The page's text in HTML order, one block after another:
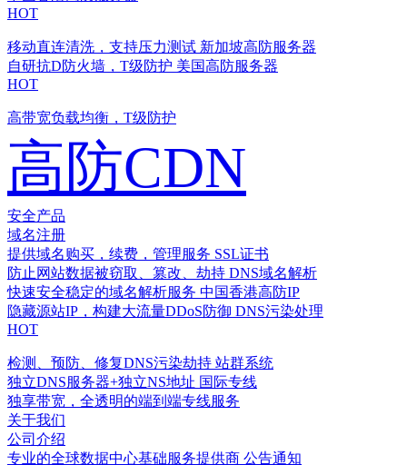
HOT
移动直连清洗，支持压力测试 新加坡高防服务器
自研抗D防火墙，T级防护 美国高防服务器
HOT
高带宽负载均衡，T级防护
高防CDN
安全产品
域名注册
提供域名购买，续费，管理服务 SSL证书
防止网站数据被窃取、篡改、劫持 DNS域名解析
快速安全稳定的域名解析服务 中国香港高防IP
隐藏源站IP，构建大流量DDoS防御 DNS污染处理
HOT
检测、预防、修复DNS污染劫持 站群系统
独立DNS服务器+独立NS地址 国际专线
独享带宽，全透明的端到端专线服务
关于我们
公司介绍
专业的全球数据中心基础服务提供商 公告通知